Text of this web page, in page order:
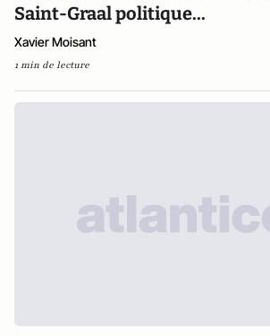
Saint-Graal politique...
Xavier Moisant
1 min de lecture